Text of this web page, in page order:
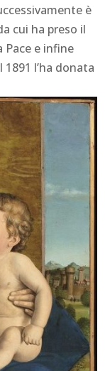
è
cui ha preso il
Pace e infine
l’ha donata